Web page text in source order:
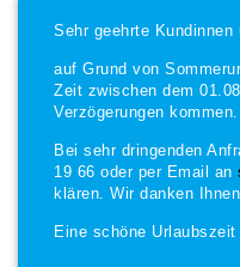
Sehr geehrte Kundinnen
auf Grund von
Zeit zwischen dem
Verzögerungen kommen.
Bei sehr dringenden
19 66 oder per Email an
klären. Wir danken
Eine schöne Urlaubszeit